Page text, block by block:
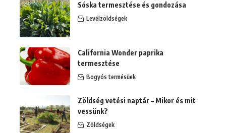
Sóska termesztése és gondozása
Levélzöldségek
California Wonder paprika
termesztése
Bogyós termésűek
Zöldség vetési naptár – Mikor és mit
vessünk?
Zöldségek